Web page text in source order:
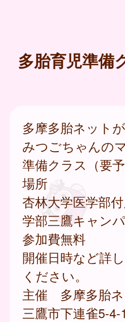
多胎育児準備
多摩多胎ネット
みつごちゃんの
準備クラス（要予
場所
杏林大学医学部
学部三鷹キャン
参加費無料
開催日時など詳
ください。
主催 多摩多胎ネ
三鷹市下連雀5-